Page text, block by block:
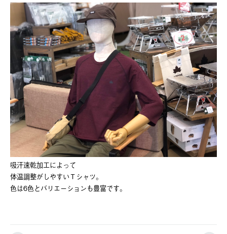
吸汗速乾加工によって
体温調整がしやすいＴシャツ。
色は6色とバリエーションも豊富です。